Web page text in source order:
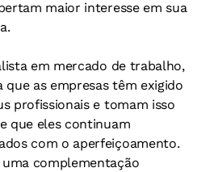
maior interesse em sua
em mercado de trabalho,
que as empresas têm exigido
profissionais e tomam isso
que eles continuam
com o aperfeiçoamento.
complementação